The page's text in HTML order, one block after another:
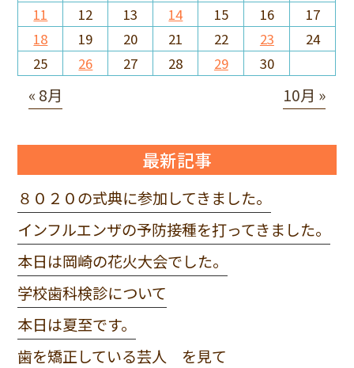
11
12 13 14 15 16
17
18
19 20 21 22 23
24
25
26 27 28 29 30
« 8月 10月 »
最新記事
８０２０の式典に参加してきました。
インフルエンザの予防接種を打ってきました。
本日は岡崎の花火大会でした。
学校歯科検診について
本日は夏至です。
歯を矯正している芸人 を見て